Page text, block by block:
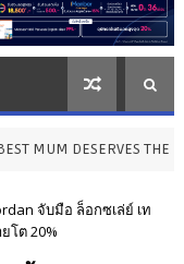
THE BEST” ไอค
จับมือ ล็อกซเล่ย์ เท
โต 20%